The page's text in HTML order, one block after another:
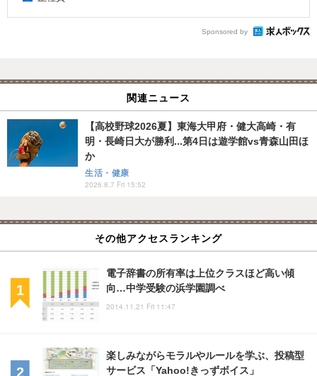
Sponsored by
関連ニュース
【高校野球2026夏】東海大甲府・健大高崎・有
明・長崎日大が勝利...第4日は遊学館vs青森山田ほ
か
生活・健康
2026.8.7 Fri 15:52
その他アクセスランキング
電子辞書の所有率は上位クラスほど高い傾
向…中学受験の浜学園調べ
2014.11.21 Fri 11:47
楽しみながらモラルやルールを学ぶ、投稿型
サービス「Yahoo!きっずボイス」